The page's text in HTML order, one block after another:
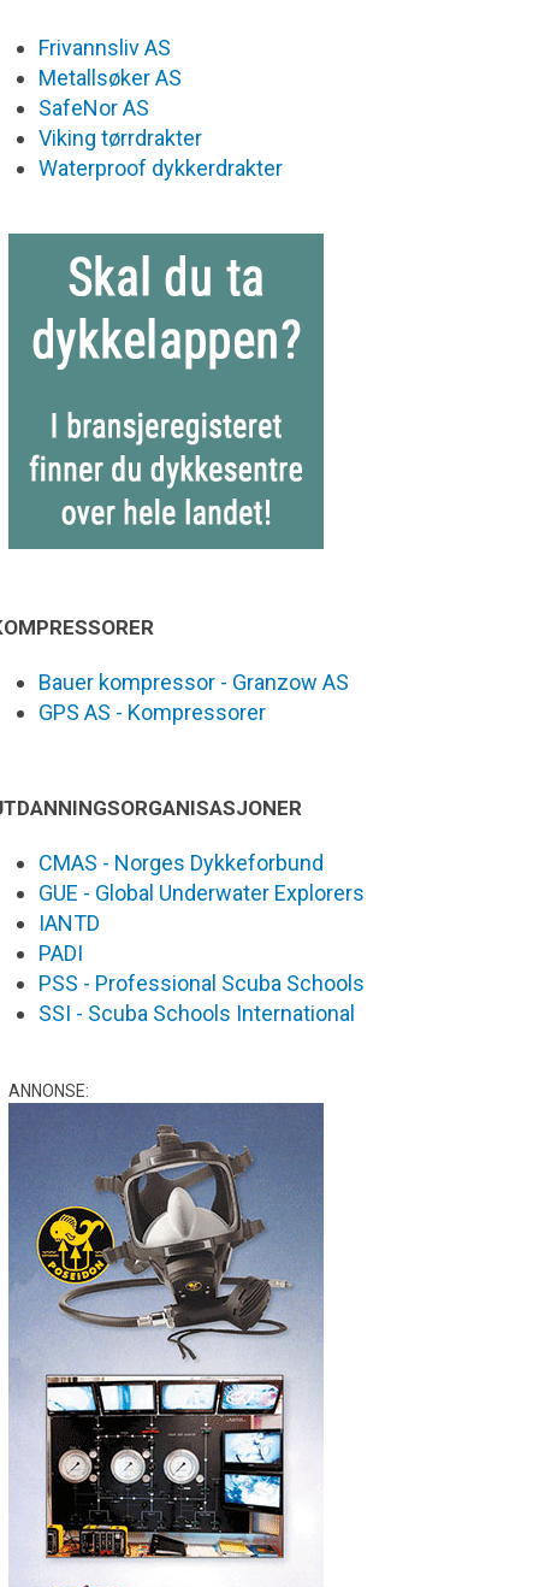
Frivannsliv AS
Metallsøker AS
SafeNor AS
Viking tørrdrakter
Waterproof dykkerdrakter
Bauer kompressor - Granzow AS
GPS AS - Kompressorer
CMAS - Norges Dykkeforbund
GUE - Global Underwater Explorers
IANTD
PADI
PSS - Professional Scuba Schools
SSI - Scuba Schools International
ANNONSE: